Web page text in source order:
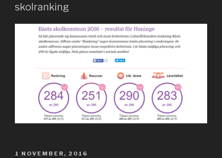
skolranking
PUBLICERAT
1 NOVEMBER, 2016